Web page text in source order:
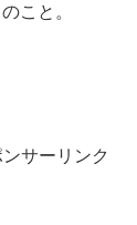
こと。
ンサーリンク